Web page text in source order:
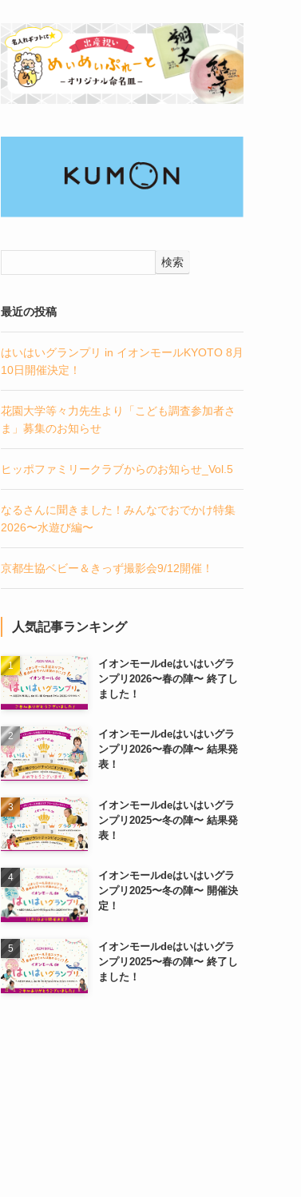
検索
最近の投稿
はいはいグランプリ in イオンモールKYOTO 8月
10日開催決定！
花園大学等々力先生より「こども調査参加者さ
ま」募集のお知らせ
ヒッポファミリークラブからのお知らせ_Vol.5
なるさんに聞きました！みんなでおでかけ特集
2026〜水遊び編〜
京都生協ベビー＆きっず撮影会9/12開催！
人気記事ランキング
イオンモールdeはいはいグラ
ンプリ2026〜春の陣〜 終了し
ました！
イオンモールdeはいはいグラ
ンプリ2026〜春の陣〜 結果発
表！
イオンモールdeはいはいグラ
ンプリ2025〜冬の陣〜 結果発
表！
イオンモールdeはいはいグラ
ンプリ2025〜冬の陣〜 開催決
定！
イオンモールdeはいはいグラ
ンプリ2025〜春の陣〜 終了し
ました！